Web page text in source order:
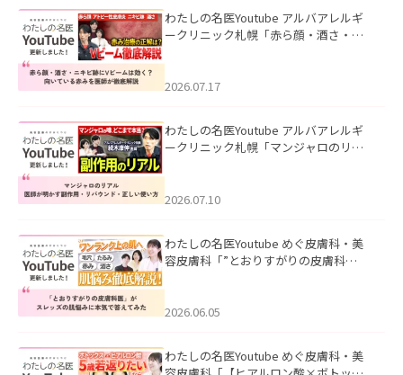
わたしの名医Youtube アルバアレルギ
ークリニック札幌「赤ら顔・酒さ・ニ
した。
2026.07.17
わたしの名医Youtube アルバアレルギ
ークリニック札幌「マンジャロのリア
た。
2026.07.10
わたしの名医Youtube めぐ皮膚科・美
容皮膚科「”とおりすがりの皮膚科
2026.06.05
わたしの名医Youtube めぐ皮膚科・美